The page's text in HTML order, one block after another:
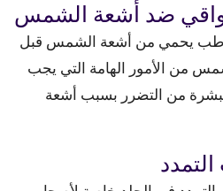
يحمي من أشعة الشمس قبل
من الأمور الهامة التي يجب
من التضرر بسبب أشعة